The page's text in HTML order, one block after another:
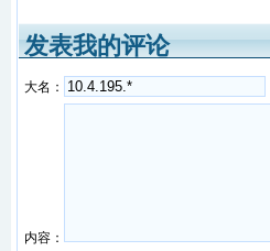
发表我的评论
大名：
内容：